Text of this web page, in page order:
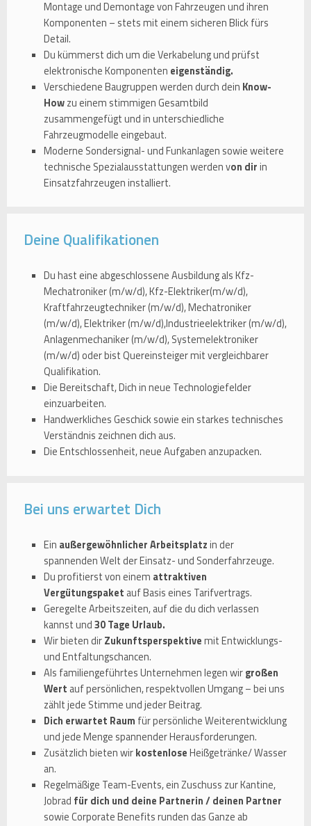
Montage und Demontage von Fahrzeugen und ihren
Komponenten – stets mit einem sicheren Blick fürs
Detail.
Du kümmerst dich um die Verkabelung und prüfst
elektronische Komponenten eigenständig.
Verschiedene Baugruppen werden durch dein Know-
Howzu einem stimmigen Gesamtbild
zusammengefügt und in unterschiedliche
Fahrzeugmodelle eingebaut.
Moderne Sondersignal- und Funkanlagen sowie weitere
technische Spezialausstattungen werden von dirin
Einsatzfahrzeugen installiert.
Deine Qualifikationen
Du hast eine abgeschlossene Ausbildung als Kfz-
Mechatroniker (m/w/d), Kfz-Elektriker(m/w/d),
Kraftfahrzeugtechniker (m/w/d), Mechatroniker
(m/w/d), Elektriker (m/w/d),Industrieelektriker (m/w/d),
Anlagenmechaniker (m/w/d), Systemelektroniker
(m/w/d) oder bist Quereinsteiger mit vergleichbarer
Qualifikation.
Die Bereitschaft, Dich in neue Technologiefelder
einzuarbeiten.
Handwerkliches Geschick sowie ein starkes technisches
Verständnis zeichnen dich aus.
Die Entschlossenheit, neue Aufgaben anzupacken.
Bei uns erwartet Dich
Ein außergewöhnlicher Arbeitsplatzin der
spannenden Welt der Einsatz- und Sonderfahrzeuge.
Du profitierst von einem attraktiven
Vergütungspaket auf Basis eines Tarifvertrags.
Geregelte Arbeitszeiten, auf die du dich verlassen
kannst und30 Tage Urlaub.
Wir bieten dirZukunftsperspektivemit Entwicklungs-
und Entfaltungschancen.
Als familiengeführtes Unternehmen legen wirgroßen
Wert auf persönlichen, respektvollen Umgang – bei uns
zählt jede Stimme und jeder Beitrag.
Dich erwartet Raum für persönliche Weiterentwicklung
und jede Menge spannender Herausforderungen.
Zusätzlich bieten wirkostenloseHeißgetränke/ Wasser
an.
Regelmäßige Team-Events, ein Zuschuss zur Kantine,
Jobrad für dich und deine Partnerin / deinen Partner
sowie Corporate Benefits runden das Ganze ab